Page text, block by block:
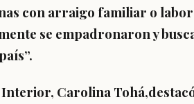
con arraigo familiar o
se empadronaron y
Interior, Carolina Tohá,